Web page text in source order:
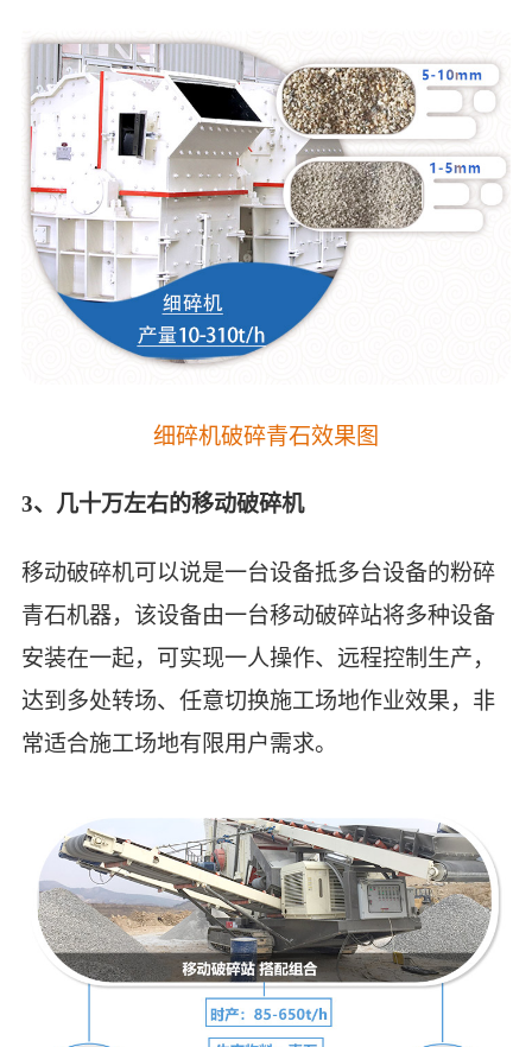
细碎机破碎青石效果图
3、几十万左右的移动破碎机
移动破碎机可以说是一台设备抵多台设备的粉碎
青石机器，该设备由一台移动破碎站将多种设备
安装在一起，可实现一人操作、远程控制生产，
达到多处转场、任意切换施工场地作业效果，非
常适合施工场地有限用户需求。